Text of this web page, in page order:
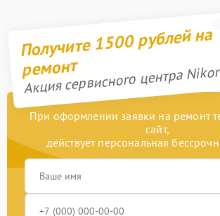
Получите 1500 рублей на
ремонт
Акция сервисного центра
При оформлении заявки на ремонт
сайт,
действует персональная